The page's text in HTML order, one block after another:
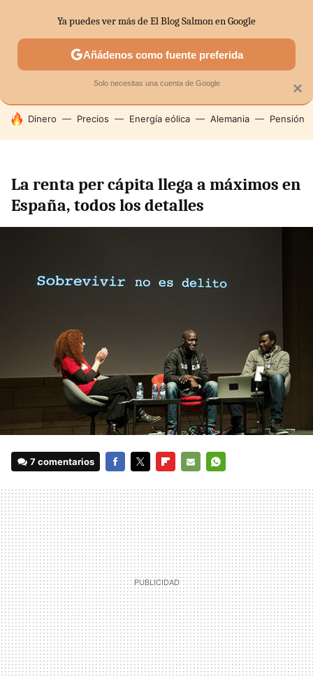
SECTORES ECONOMÍA DOMÉSTICA MERCADOS
HOY SE HABLA DE
Dinero Precios Energía eólica Alemania Pensión
La renta per cápita llega a máximos en
España, todos los detalles
7 comentarios
MAIL
×
Ya puedes ver más de El Blog Salmon en Google
Añádenos como fuente preferida
Solo necesitas una cuenta de Google